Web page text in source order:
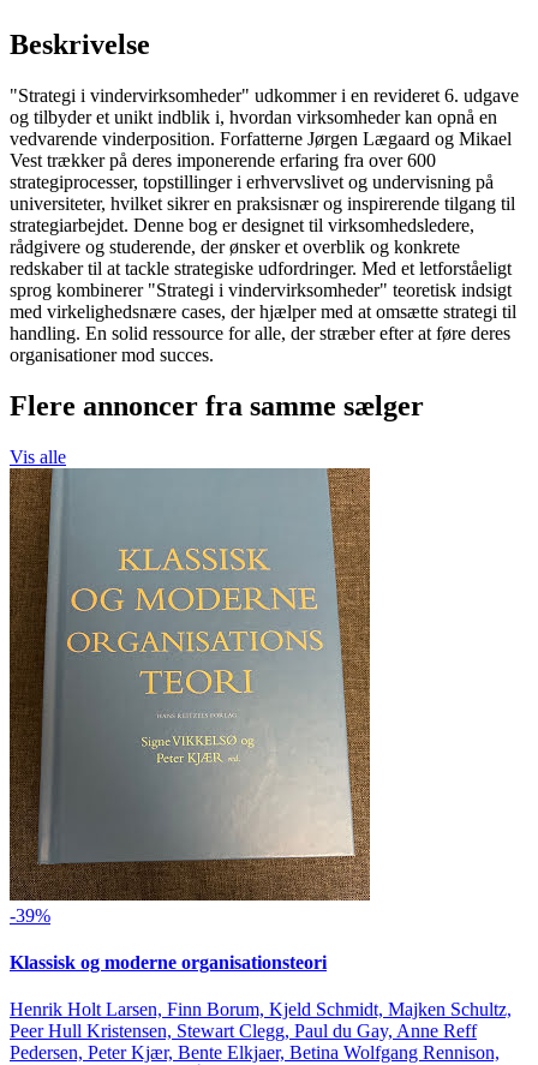
Beskrivelse
"Strategi i vindervirksomheder" udkommer i en revideret 6. udgave
og tilbyder et unikt indblik i, hvordan virksomheder kan opnå en
vedvarende vinderposition. Forfatterne Jørgen Lægaard og Mikael
Vest trækker på deres imponerende erfaring fra over 600
strategiprocesser, topstillinger i erhvervslivet og undervisning på
universiteter, hvilket sikrer en praksisnær og inspirerende tilgang til
strategiarbejdet. Denne bog er designet til virksomhedsledere,
rådgivere og studerende, der ønsker et overblik og konkrete
redskaber til at tackle strategiske udfordringer. Med et letforståeligt
sprog kombinerer "Strategi i vindervirksomheder" teoretisk indsigt
med virkelighedsnære cases, der hjælper med at omsætte strategi til
handling. En solid ressource for alle, der stræber efter at føre deres
organisationer mod succes.
Flere annoncer fra samme sælger
Vis alle
-39%
Klassisk og moderne organisationsteori
Henrik Holt Larsen, Finn Borum, Kjeld Schmidt, Majken Schultz,
Peer Hull Kristensen, Stewart Clegg, Paul du Gay, Anne Reff
Pedersen, Peter Kjær, Bente Elkjaer, Betina Wolfgang Rennison,